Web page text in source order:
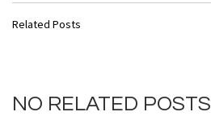
Related Posts
NO RELATED POSTS